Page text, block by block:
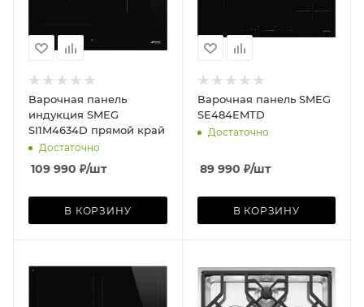
Варочная панель
индукция SMEG
SI1M4634D прямой край
Достаточно
109 990 ₽/шт
В КОРЗИНУ
Варочная панель SMEG
SE484EMTD
Достаточно
89 990 ₽/шт
В КОРЗИНУ